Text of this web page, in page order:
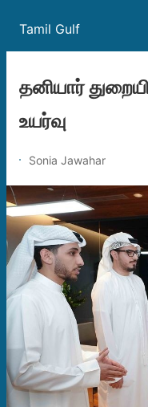
Tamil Gulf
தனியார்
உயர்வு
Sonia Jawahar